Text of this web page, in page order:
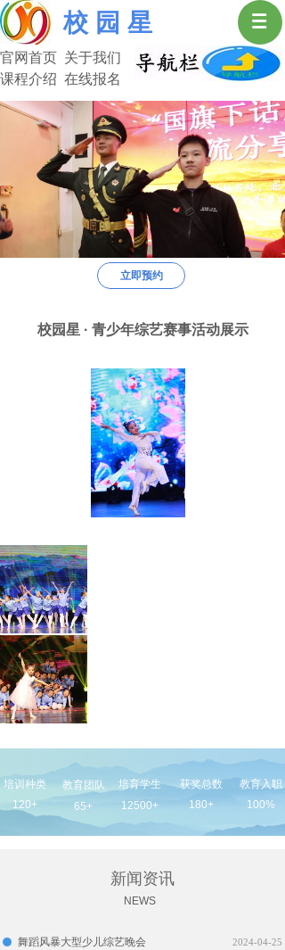
校 园 星
官网首页 关于我们
课程介绍 在线报名
中 国 校 园 星
用“心”做教育，开“启”大未来
中国校园星
用“心”做教育，开“启”大未来
教—我们是良师；育—我们是益友。
立即预约
校园星 · 青少年综艺赛事活动展示
教育团队
65+
培育学生
12500+
获奖总数
180+
教育入职
100%
培训种类
120+
NEWS
新闻资讯
舞蹈风暴大型少儿综艺晚会 2024-04-25